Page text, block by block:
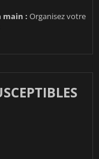
main : Organisez votre